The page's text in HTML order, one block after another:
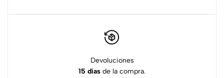
Devoluciones
15 días de la compra.